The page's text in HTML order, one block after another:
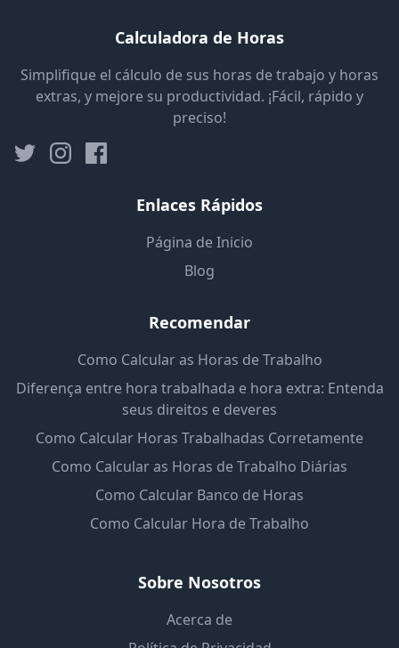
Calculadora de Horas
Simplifique el cálculo de sus horas de trabajo y horas
extras, y mejore su productividad. ¡Fácil, rápido y
preciso!
Enlaces Rápidos
Página de Inicio
Blog
Recomendar
Como Calcular as Horas de Trabalho
Diferença entre hora trabalhada e hora extra: Entenda
seus direitos e deveres
Como Calcular Horas Trabalhadas Corretamente
Como Calcular as Horas de Trabalho Diárias
Como Calcular Banco de Horas
Como Calcular Hora de Trabalho
Sobre Nosotros
Acerca de